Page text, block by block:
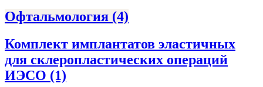
Офтальмология (4)
Комплект имплантатов эластичных
для склеропластических операций
ИЭСО (1)